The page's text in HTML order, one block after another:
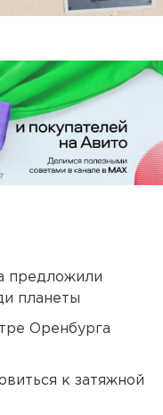
предложили
планеты
Оренбурга
к затяжной